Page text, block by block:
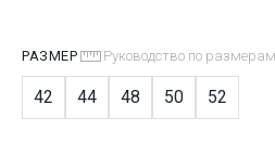
РАЗМЕР Руководство по размерам
42 44 48 50 52